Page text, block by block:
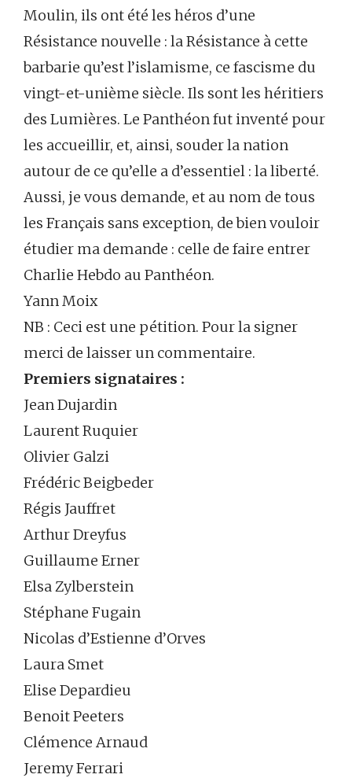
Moulin, ils ont été les héros d’une
Résistance nouvelle : la Résistance à cette
barbarie qu’est l’islamisme, ce fascisme du
vingt-et-unième siècle. Ils sont les héritiers
des Lumières. Le Panthéon fut inventé pour
les accueillir, et, ainsi, souder la nation
autour de ce qu’elle a d’essentiel : la liberté.
Aussi, je vous demande, et au nom de tous
les Français sans exception, de bien vouloir
étudier ma demande : celle de faire entrer
Charlie Hebdo au Panthéon.
Yann Moix
NB : Ceci est une pétition. Pour la signer
merci de laisser un commentaire.
Premiers signataires :
Jean Dujardin
Laurent Ruquier
Olivier Galzi
Frédéric Beigbeder
Régis Jauffret
Arthur Dreyfus
Guillaume Erner
Elsa Zylberstein
Stéphane Fugain
Nicolas d’Estienne d’Orves
Laura Smet
Elise Depardieu
Benoit Peeters
Clémence Arnaud
Jeremy Ferrari